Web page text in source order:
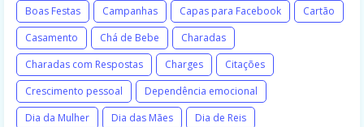
Boas Festas
Campanhas Capas para Facebook
Cartão
Casamento
Chá de Bebe
Charadas
Charadas com Respostas
Charges
Citações
Crescimento pessoal
Dependência emocional
Dia da Mulher
Dia das Mães
Dia de Reis